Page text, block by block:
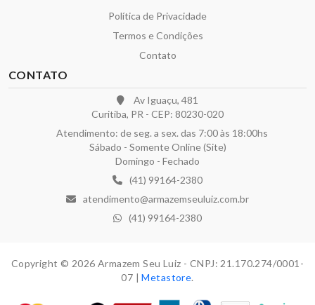
Política de Privacidade
Termos e Condições
Contato
CONTATO
Av Iguaçu, 481
Curitiba, PR - CEP: 80230-020
Atendimento: de seg. a sex. das 7:00 às 18:00hs
Sábado - Somente Online (Site)
Domingo - Fechado
(41) 99164-2380
atendimento@armazemseuluiz.com.br
(41) 99164-2380
Copyright © 2026 Armazem Seu Luiz - CNPJ: 21.170.274/0001-
07 |Metastore.